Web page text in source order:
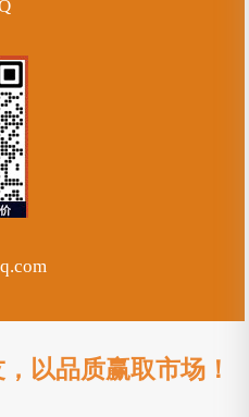
以品质赢取市场！